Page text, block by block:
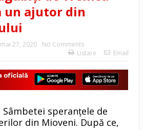
un ajutor din
mai 27, 2020
No Comments
Listare
Email
Sâmbetei speranțele de
din Mioveni. După ce,